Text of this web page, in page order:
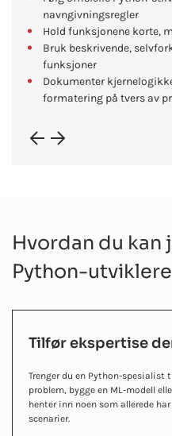
navngivningsregler
Hold funksjonene korte,
Bruk beskrivende,
funksjoner
Dokumenter
formatering på tvers av
Hvordan du kan
Python-utviklere
Tilfør ekspertise
Trenger du en Python-spesialist
problem, bygge en ML-modell
henter inn noen som allerede
scenarier.